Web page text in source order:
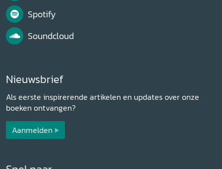
Spotify
Soundcloud
Nieuwsbrief
Als eerste inspirerende artikelen en updates over onze
boeken ontvangen?
Aanmelden